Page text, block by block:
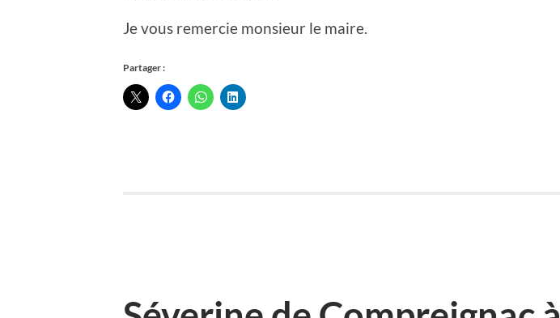
Je vous remercie monsieur le maire.
Partager :